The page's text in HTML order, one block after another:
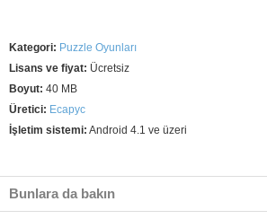
Kategori: Puzzle Oyunları
Lisans ve fiyat: Ücretsiz
Boyut: 40 MB
Üretici: Ecapyc
İşletim sistemi: Android 4.1 ve üzeri
Bunlara da bakın